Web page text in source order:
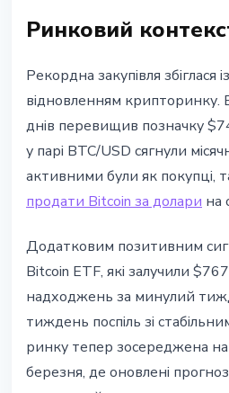
Ринковий
Рекордна закупівля збіглася
відновленням крипторинку.
днів перевищив позначку
у парі BTC/USD сягнули
активними були як покупці,
продати Bitcoin за долари на
Додатковим позитивним
Bitcoin ETF, які залучили
надходжень за минулий
тиждень поспіль зі
ринку тепер зосереджена
березня, де оновлені